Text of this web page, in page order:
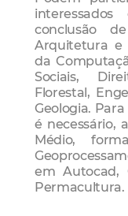
conclusão
Arquitetura e
da
Sociais,
Florestal,
Geologia.
é necessário,
Médio,
em Autocad,
Permacultura.